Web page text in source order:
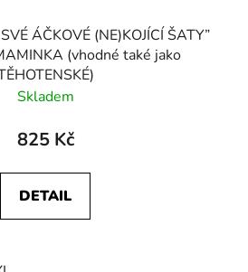
ÁČKOVÉ (NE)KOJÍCÍ ŠATY”
(vhodné také jako
Skladem
825 Kč
DETAIL